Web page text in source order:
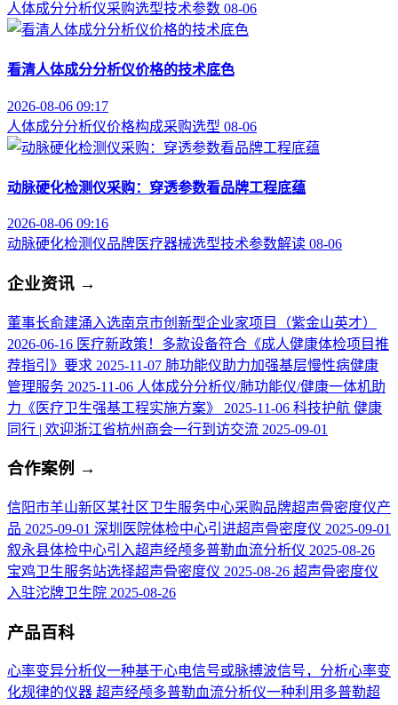
人体成分分析仪采购选型技术参数 08-06
看清人体成分分析仪价格的技术底色
2026-08-06 09:17
人体成分分析仪价格构成采购选型 08-06
动脉硬化检测仪采购：穿透参数看品牌工程底蕴
2026-08-06 09:16
动脉硬化检测仪品牌医疗器械选型技术参数解读 08-06
企业资讯 →
董事长俞建涌入选南京市创新型企业家项目（紫金山英才）
2026-06-16 医疗新政策！多款设备符合《成人健康体检项目推
荐指引》要求 2025-11-07 肺功能仪助力加强基层慢性病健康
管理服务 2025-11-06 人体成分分析仪/肺功能仪/健康一体机助
力《医疗卫生强基工程实施方案》
2025-11-06 科技护航 健康
同行 | 欢迎浙江省杭州商会一行到访交流 2025-09-01
合作案例 →
信阳市羊山新区某社区卫生服务中心采购品牌超声骨密度仪产
品 2025-09-01 深圳医院体检中心引进超声骨密度仪 2025-09-01
叙永县体检中心引入超声经颅多普勒血流分析仪 2025-08-26
宝鸡卫生服务站选择超声骨密度仪 2025-08-26 超声骨密度仪
入驻沱牌卫生院 2025-08-26
产品百科
心率变异分析仪一种基于心电信号或脉搏波信号，分析心率变
化规律的仪器 超声经颅多普勒血流分析仪一种利用多普勒超